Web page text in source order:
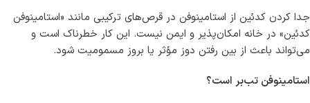
جدا کردن کدئین از استامینوفن در قرص‌های ترکیبی مانند «استامینوفن
کدئین» در خانه امکان‌پذیر و ایمن نیست. این کار خطرناک است و
می‌تواند باعث از بین رفتن دوز مؤثر یا بروز مسمومیت شود.
استامینوفن تب‌بر است؟